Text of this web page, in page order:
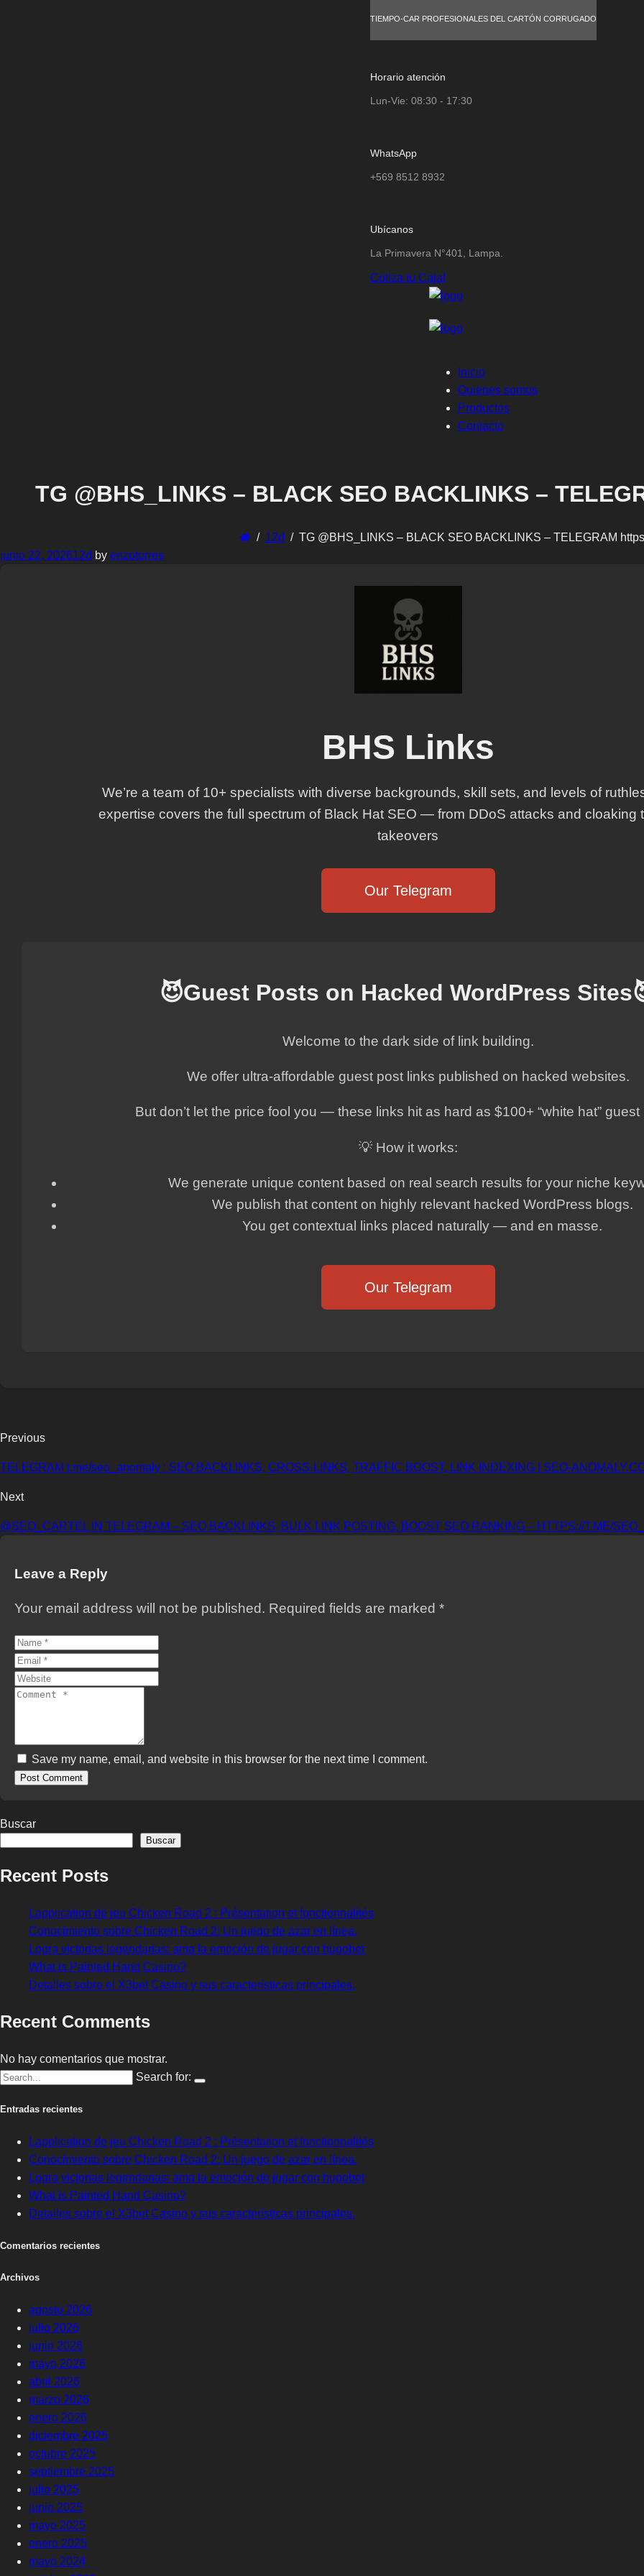
TIEMPO-CAR PROFESIONALES DEL CARTÓN CORRUGADO
Horario atención
Lun-Vie: 08:30 - 17:30
WhatsApp
+569 8512 8932
Ubícanos
La Primavera N°401, Lampa.
Cotiza tu Caja!
Inicio
Quienes somos
Productos
Contacto
TG @BHS_LINKS – BLACK SEO BACKLINKS –
12d
TG @BHS_LINKS – BLACK SEO BACKLINKS – TELEGRAM
junio 22, 202612d by enzotorres
BHS Links
We’re a team of 10+ specialists with diverse backgrounds, skill sets, and levels of
expertise covers the full spectrum of Black Hat SEO — from DDoS attacks and cloaking
takeovers
Our Telegram
😈Guest Posts on Hacked WordPress
Welcome to the dark side of link building.
We offer ultra-affordable guest post links published on hacked websites.
But don’t let the price fool you — these links hit as hard as $100+ “white hat” guest
💡 How it works:
We generate unique content based on real search results for your niche
We publish that content on highly relevant hacked WordPress blogs.
You get contextual links placed naturally — and en masse.
Our Telegram
Previous
TELEGRAM t.me/seo_anomaly : SEO BACKLINKS, CROSS-LINKS, TRAFFIC BOOST, LINK INDEXING | SEO-
Next
@SEO_CARTEL IN TELEGRAM – SEO BACKLINKS, BULK LINK POSTING, BOOST SEO RANKING – HTTPS://T.ME/
Leave a Reply
Your email address will not be published. Required fields are marked *
Save my name, email, and website in this browser for the next time I comment.
Buscar
Buscar
Recent Posts
Lapplication de jeu Chicken Road 2 : Présentation et fonctionnalités
Conocimiento sobre Chicken Road 2: Un juego de azar en línea.
Logra victorias legendarias: ama la emoción de jugar con hugobet
What is Painted Hand Casino?
Detalles sobre el X3bet Casino y sus características principales.
Recent Comments
No hay comentarios que mostrar.
Search for:
Entradas recientes
Lapplication de jeu Chicken Road 2 : Présentation et fonctionnalités
Conocimiento sobre Chicken Road 2: Un juego de azar en línea.
Logra victorias legendarias: ama la emoción de jugar con hugobet
What is Painted Hand Casino?
Detalles sobre el X3bet Casino y sus características principales.
Comentarios recientes
Archivos
agosto 2026
julio 2026
junio 2026
mayo 2026
abril 2026
marzo 2026
enero 2026
diciembre 2025
octubre 2025
septiembre 2025
julio 2025
junio 2025
mayo 2025
enero 2025
mayo 2024